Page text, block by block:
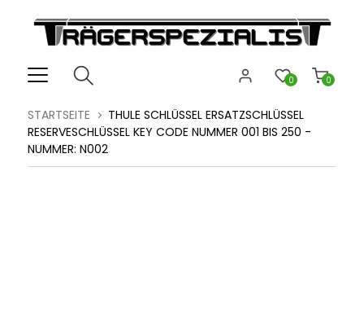
0
0
STARTSEITE
THULE SCHLÜSSEL ERSATZSCHLÜSSEL
RESERVESCHLÜSSEL KEY CODE NUMMER 001 BIS 250 -
NUMMER: N002